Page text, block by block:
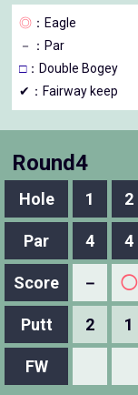
◎ ：Eagle
－
：Par
□：Double Bogey
✔：Fairway keep
Round4
Hole 1 2
Par 4 4
Score － ◯
Putt 2 1
FW